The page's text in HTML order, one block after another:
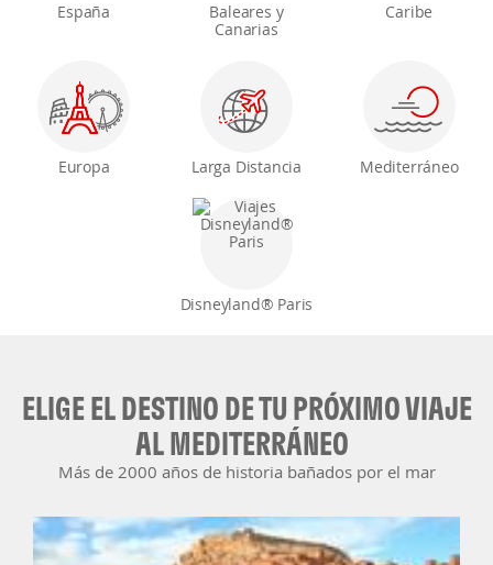
España
Baleares y
Canarias
Caribe
Europa Larga Distancia Mediterráneo
Disneyland® Paris
ELIGE EL DESTINO DE TU PRÓXIMO VIAJE
AL MEDITERRÁNEO
Más de 2000 años de historia bañados por el mar